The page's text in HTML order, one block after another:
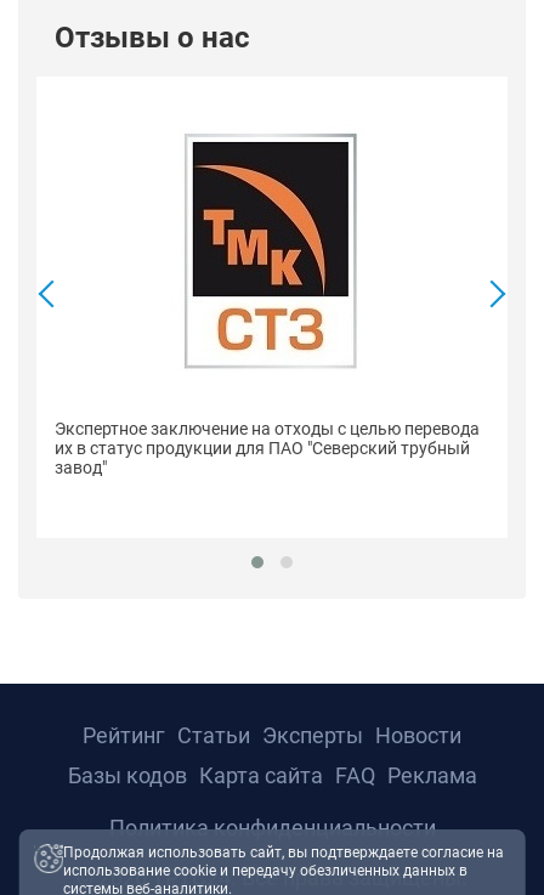
Отзывы о нас
Экспертное заключение на отходы с целью перевода
их в статус продукции для ПАО "Северский трубный
завод"
© 2026 ТРТС24. Все права защищены.
Рейтинг Статьи Эксперты Новости
Базы кодов Карта сайта FAQ Реклама
Политика конфиденциальности
Продолжая использовать сайт, вы подтверждаете согласие на
использование cookie и передачу обезличенных данных в
системы веб-аналитики.